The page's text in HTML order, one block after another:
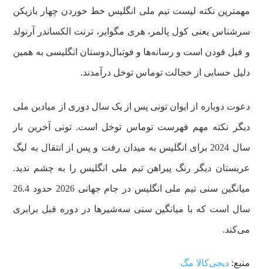
مهمترین نکته لیست تیم ملی انگلیس خط خوردن چهار بازیکن
سرشناس یعنی کول پالمر، هری مگوایر، ترنت الکساندر آرنولد
و فیل فودن است و رسانه‌ها و فوتبال‌دوستان انگلیسی به همین
دلیل حسابی از خجالت توماس توخل درآمدند.
دعوت دوباره از ایوان تونی پس از یک سال دوری از میادین ملی
دیگر نکته مهم فهرست توماس توخل است. تونی آخرین بار
سال 2024 برای انگلیس به میدان رفت و پس از انتقال به لیگ
عربستان دیگر رنگ پیراهن تیم ملی انگلیس را به چشم ندید.
میانگین سنی تیم ملی انگلیس در جام جهانی 2026 حدود 26.4
سال است که با میانگین سنی سه‌شیر‌ها در دوره قبل برابری
می‌کند.
منبع:دیجی‌کالا مگ